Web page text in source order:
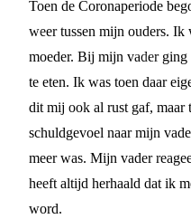
Toen de Coronaperiode
weer tussen mijn ouders.
moeder. Bij mijn vader
te eten. Ik was toen daar
dit mij ook al rust gaf, maar
schuldgevoel naar mijn
meer was. Mijn vader
heeft altijd herhaald dat ik
word.